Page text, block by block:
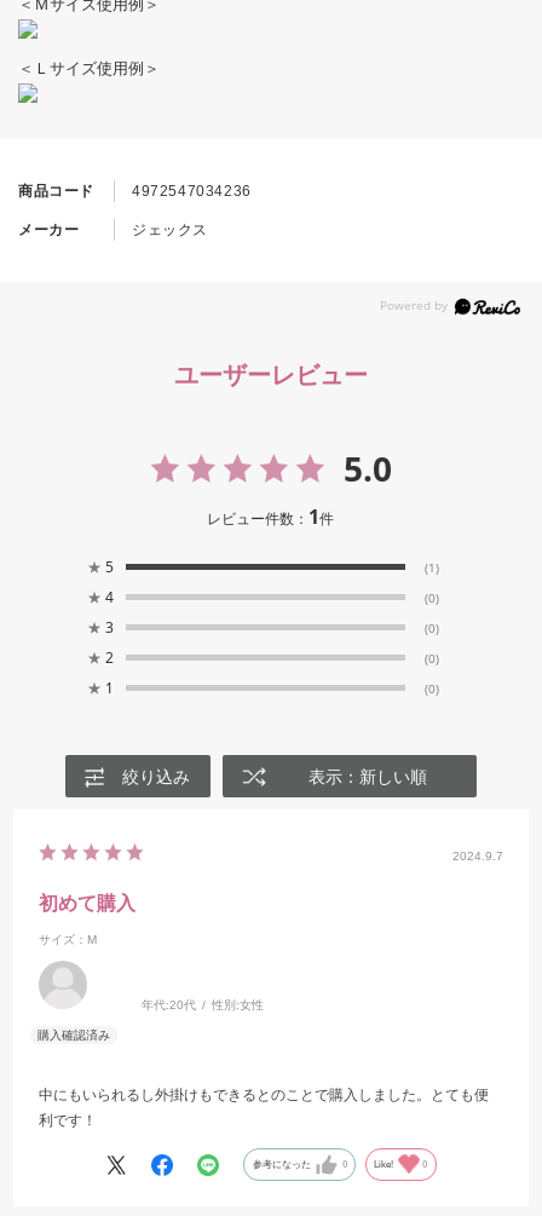
商品コード 4972547034236
メーカー ジェックス
＜Ｍサイズ使用例＞
＜Ｌサイズ使用例＞
ユーザーレビュー
5.0
レビュー件数： 1件
★ 5 (1)
★ 4 (0)
★ 3 (0)
★ 2 (0)
★ 1 (0)
絞り込み 表示：新しい順
2024.9.7
初めて購入
サイズ：M
年代:20代 性別:女性
中にもいられるし外掛けもできるとのことで購入しました。とても便
利です！
参考になった 0 Like! 0